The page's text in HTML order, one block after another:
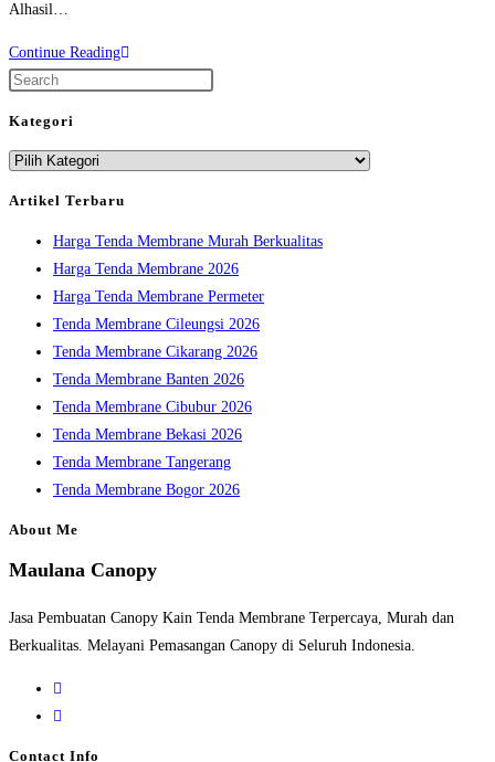
Alhasil…
Continue ReadingKanopi
panel.
Kategori
Kategori
Artikel Terbaru
Harga Tenda Membrane Murah Berkualitas
Harga Tenda Membrane 2026
Harga Tenda Membrane Permeter
Tenda Membrane Cileungsi 2026
Tenda Membrane Cikarang 2026
Tenda Membrane Banten 2026
Tenda Membrane Cibubur 2026
Tenda Membrane Bekasi 2026
Tenda Membrane Tangerang
Tenda Membrane Bogor 2026
About Me
Maulana Canopy
Jasa Pembuatan Canopy Kain Tenda Membrane Terpercaya, Murah dan
Berkualitas. Melayani Pemasangan Canopy di Seluruh Indonesia.
Contact Info